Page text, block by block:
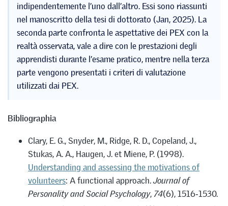
indipendentemente l’uno dall’altro. Essi sono riassunti
nel manoscritto della tesi di dottorato (Jan, 2025). La
seconda parte confronta le aspettative dei PEX con la
realtà osservata, vale a dire con le prestazioni degli
apprendisti durante l’esame pratico, mentre nella terza
parte vengono presentati i criteri di valutazione
utilizzati dai PEX.
Bibliographia
Clary, E. G., Snyder, M., Ridge, R. D., Copeland, J.,
Stukas, A. A., Haugen, J. et Miene, P. (1998).
Understanding and assessing the motivations of
volunteers: A functional approach.Journal of
Personality and Social Psychology, 74(6), 1516‑1530.